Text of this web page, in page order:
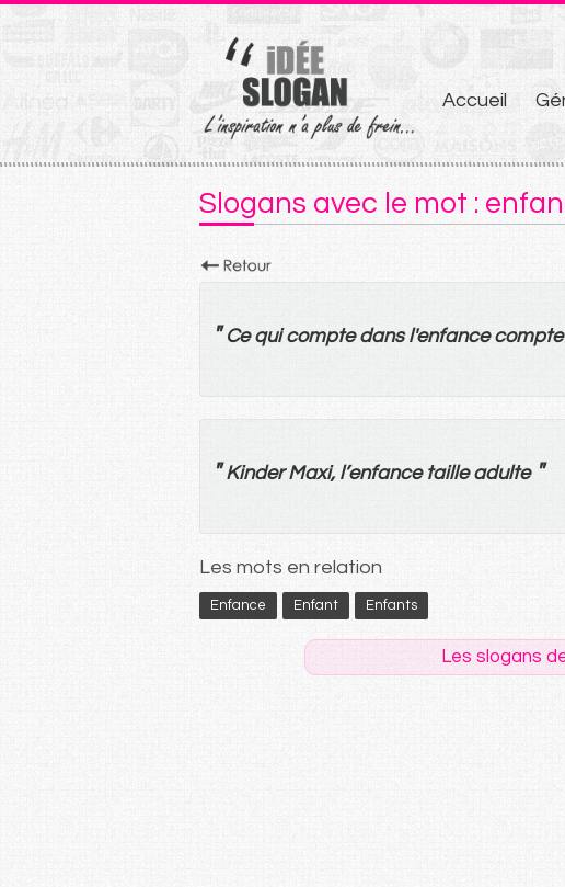
Aller
au
contenu
Accueil
Slogans avec le mot :
" Ce qui compte dansl'enfance compte
"Kinder Maxi, l’enfance taille adulte "
Les mots en relation
Enfance Enfant Enfants
Les slogans